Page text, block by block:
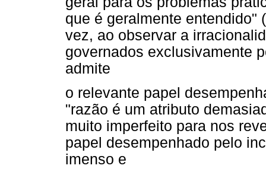
que é geralmente entendido"
vez, ao observar a
governados exclusivamente
admite
o relevante papel
"razão é um atributo
muito imperfeito para nos
papel desempenhado pelo
imenso e